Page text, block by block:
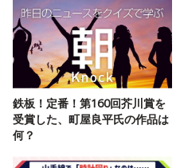
鉄板！定番！第160回芥川賞を
受賞した、町屋良平氏の作品は
何？